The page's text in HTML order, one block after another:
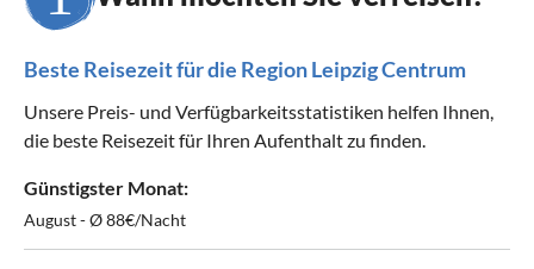
Beste Reisezeit für die Region Leipzig Centrum
Unsere Preis- und Verfügbarkeitsstatistiken helfen Ihnen,
die beste Reisezeit für Ihren Aufenthalt zu finden.
Günstigster Monat:
August - Ø 88€/Nacht